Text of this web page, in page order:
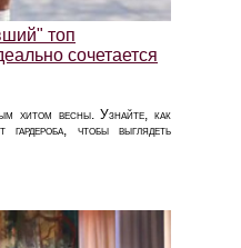
топ
сочетается
хитом весны. Узнайте, как
чтобы выглядеть